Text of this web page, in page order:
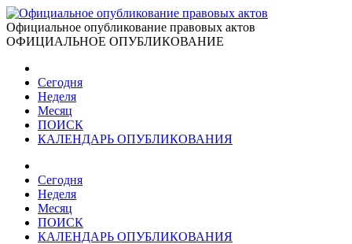
Официальное опубликование правовых актов
ОФИЦИАЛЬНОЕ ОПУБЛИКОВАНИЕ
Сегодня
Неделя
Месяц
ПОИСК
КАЛЕНДАРЬ ОПУБЛИКОВАНИЯ
Сегодня
Неделя
Месяц
ПОИСК
КАЛЕНДАРЬ ОПУБЛИКОВАНИЯ